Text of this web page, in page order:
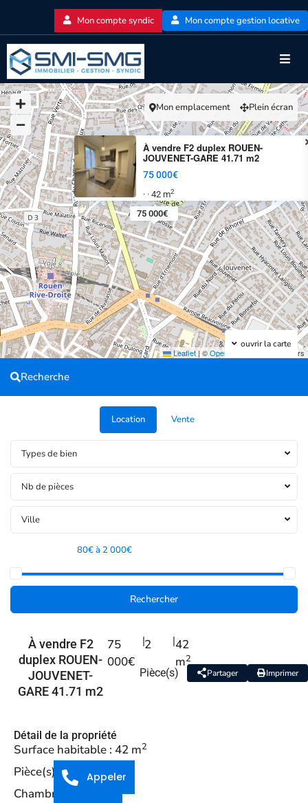
Mon compte syndic Mon compte gestion locative
75 000€
À vendre F2 duplex ROUEN-
JOUVENET-GARE 41.71 m2
75 000€
· · 42 m2
Leaflet | ©OpenStreetMap contributors
ouvrir la carte
Mon emplacement Plein écran
Recherche
Location Vente
Types de bien
Nb de pièces
Ville
80€ à 2 000€
À vendre F2
duplex ROUEN-
JOUVENET-
GARE 41.71 m2
75
000€
|2
Pièce(s)
|42
m2
Partager Imprimer
Détail de la propriété
Surface habitable : 42 m2
Pièce(s) : 2
Chambre(s) :
Appeler